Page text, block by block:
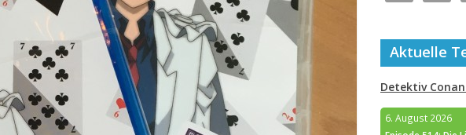
Aktuelle
Detektiv
6. August 2026